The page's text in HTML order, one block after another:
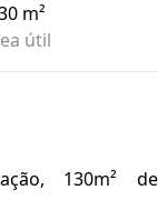
m²
útil
130m² de